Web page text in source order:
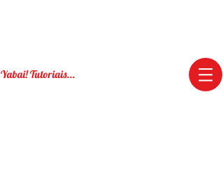
Yabai! Tutoriais...